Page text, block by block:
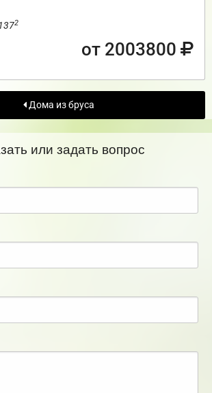
2
от 2003800
Дома из бруса
или задать вопрос